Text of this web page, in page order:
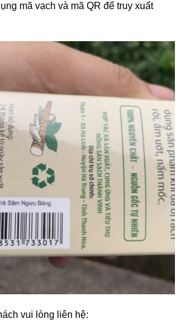
mã vạch và mã QR để truy xuất
vui lòng liên hệ: